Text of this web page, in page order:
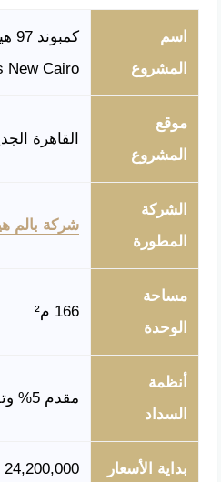
اسم
المشروع
New Cairo
موقع
المشروع
القاهرة
الشركة
المطورة
شركة بالم
مساحة
الوحدة
166 م²
أنظمة
السداد
مقدم 5% وتقسيط حتى 9 سنوات
بداية الأسعار 24,200,000 ج.م